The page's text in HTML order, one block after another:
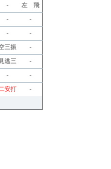
-
左 飛
-
-
-
-
三振
-
見逃三
-
-
-
安打
-